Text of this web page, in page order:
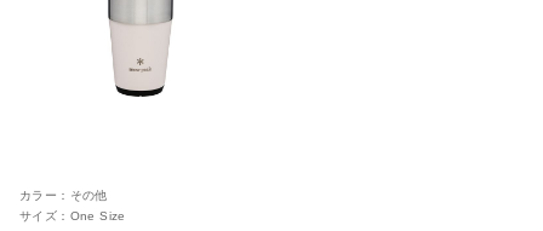
カラー： その他
サイズ： One Size